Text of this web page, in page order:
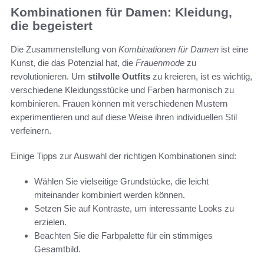
Kombinationen für Damen: Kleidung,
die begeistert
Die Zusammenstellung von Kombinationen für Damen ist eine
Kunst, die das Potenzial hat, die Frauenmode zu
revolutionieren. Um stilvolle Outfits zu kreieren, ist es wichtig,
verschiedene Kleidungsstücke und Farben harmonisch zu
kombinieren. Frauen können mit verschiedenen Mustern
experimentieren und auf diese Weise ihren individuellen Stil
verfeinern.
Einige Tipps zur Auswahl der richtigen Kombinationen sind:
Wählen Sie vielseitige Grundstücke, die leicht
miteinander kombiniert werden können.
Setzen Sie auf Kontraste, um interessante Looks zu
erzielen.
Beachten Sie die Farbpalette für ein stimmiges
Gesamtbild.